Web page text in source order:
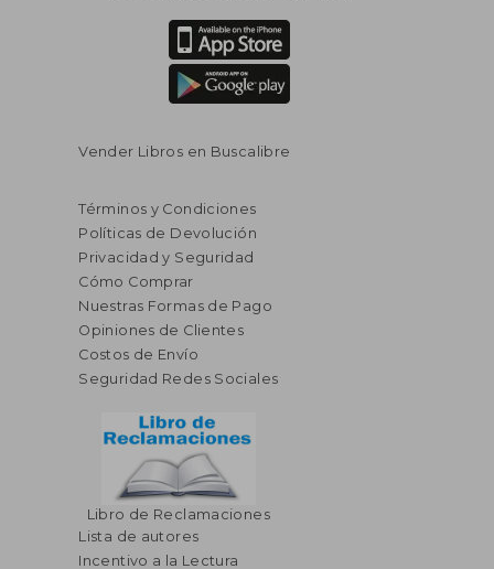
Vender Libros en Buscalibre
Términos y Condiciones
Políticas de Devolución
Privacidad y Seguridad
Cómo Comprar
Nuestras Formas de Pago
Opiniones de Clientes
Costos de Envío
Seguridad Redes Sociales
Libro de Reclamaciones
Lista de autores
Incentivo a la Lectura